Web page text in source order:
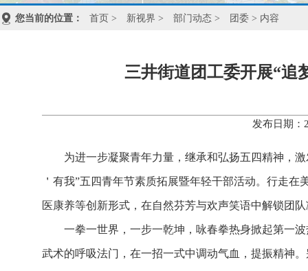
您当前的位置： 首页 > 新视界 > 部门动态 > 团委 > 内容
三井街道团工委开展“追
发布日期：
为进一步凝聚青年力量，继承和弘扬五四精神，
＇有我”五四青年节素质拓展暨年轻干部活动。行走
医康养等创新形式，在自然芬芳与欢声笑语中解锁团
一拳一世界，一步一乾坤，咏春拳热身掀起第一
武术的呼吸法门，在一招一式中调动气血，提振精神。